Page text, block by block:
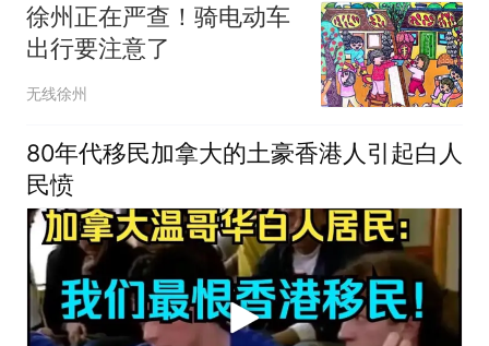
徐州正在严查！骑电动车
出行要注意了
无线徐州
80年代移民加拿大的土豪香港人引起白人
民愤